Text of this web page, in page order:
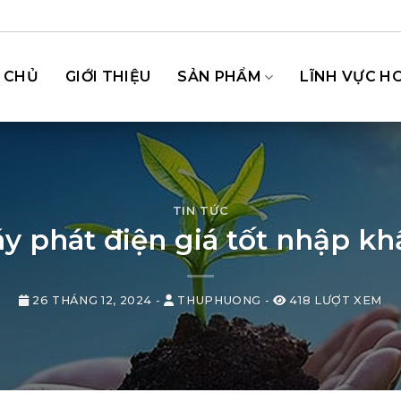
CHỦ GIỚI THIỆU SẢN PHẨM LĨNH VỰC
TIN TỨC
phát điện giá tốt nhập
26 THÁNG 12, 2024 - THUPHUONG - 418 LƯỢT XEM